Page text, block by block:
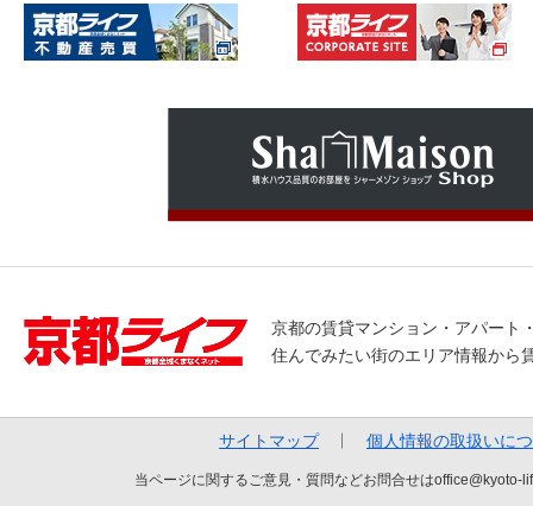
京都の賃貸マンション・アパート
住んでみたい街のエリア情報から
サイトマップ 個人情報の取扱いに
当ページに関するご意見・質問などお問合せは